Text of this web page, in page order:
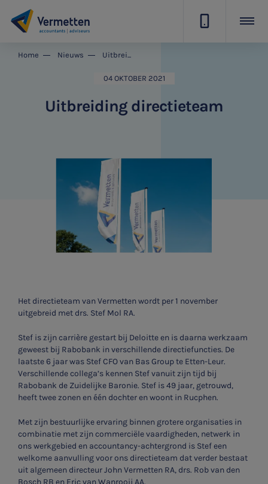
Home Nieuws Uitbreiding directieteam
04 OKTOBER 2021
Uitbreiding directieteam
Het directieteam van Vermetten wordt per 1 november
uitgebreid met drs. Stef Mol RA.
Stef is zijn carrière gestart bij Deloitte en is daarna werkzaam
geweest bij Rabobank in verschillende directiefuncties. De
laatste 6 jaar was Stef CFO van Bas Group te Etten-Leur.
Verschillende collega’s kennen Stef vanuit zijn tijd bij
Rabobank de Zuidelijke Baronie. Stef is 49 jaar, getrouwd,
heeft twee zonen en één dochter en woont in Rucphen.
Met zijn bestuurlijke ervaring binnen grotere organisaties in
combinatie met zijn commerciële vaardigheden, netwerk in
ons werkgebied en accountancy-achtergrond is Stef een
welkome aanvulling voor ons directieteam dat verder bestaat
uit algemeen directeur John Vermetten RA, drs. Rob van den
Bosch RB en Eric van Wanrooij AA.